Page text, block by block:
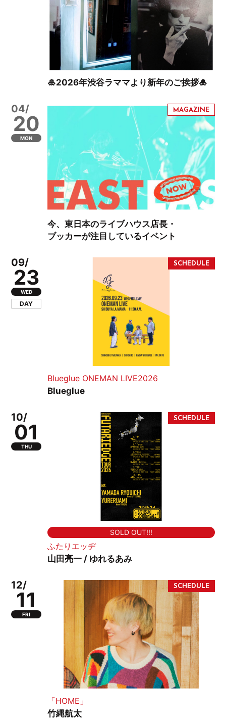
🎍2026年渋谷ラママより新年のご挨拶🎍
04/
20
MON
今、東日本のライブハウス店長・
ブッカーが注目しているイベント
09/
23
WED
DAY
Blueglue ONEMAN LIVE2026
Blueglue
10/
01
THU
SOLD OUT!!!
ふたりエッヂ
山田亮一 / ゆれるあみ
12/
11
FRI
「HOME」
竹縄航太